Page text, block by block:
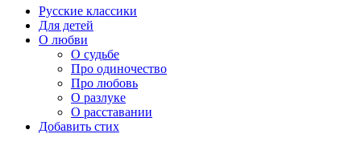
Русские классики
Для детей
О любви
О судьбе
Про одиночество
Про любовь
О разлуке
О расставании
Добавить стих